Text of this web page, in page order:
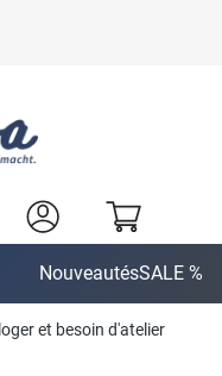
NouveautésSALE %
et besoin d'atelier